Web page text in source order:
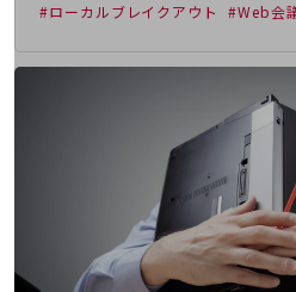
経営情報
基礎的電気通信役務損益明細表
採用情報TOP
#ローカルブレイクアウト #Web会